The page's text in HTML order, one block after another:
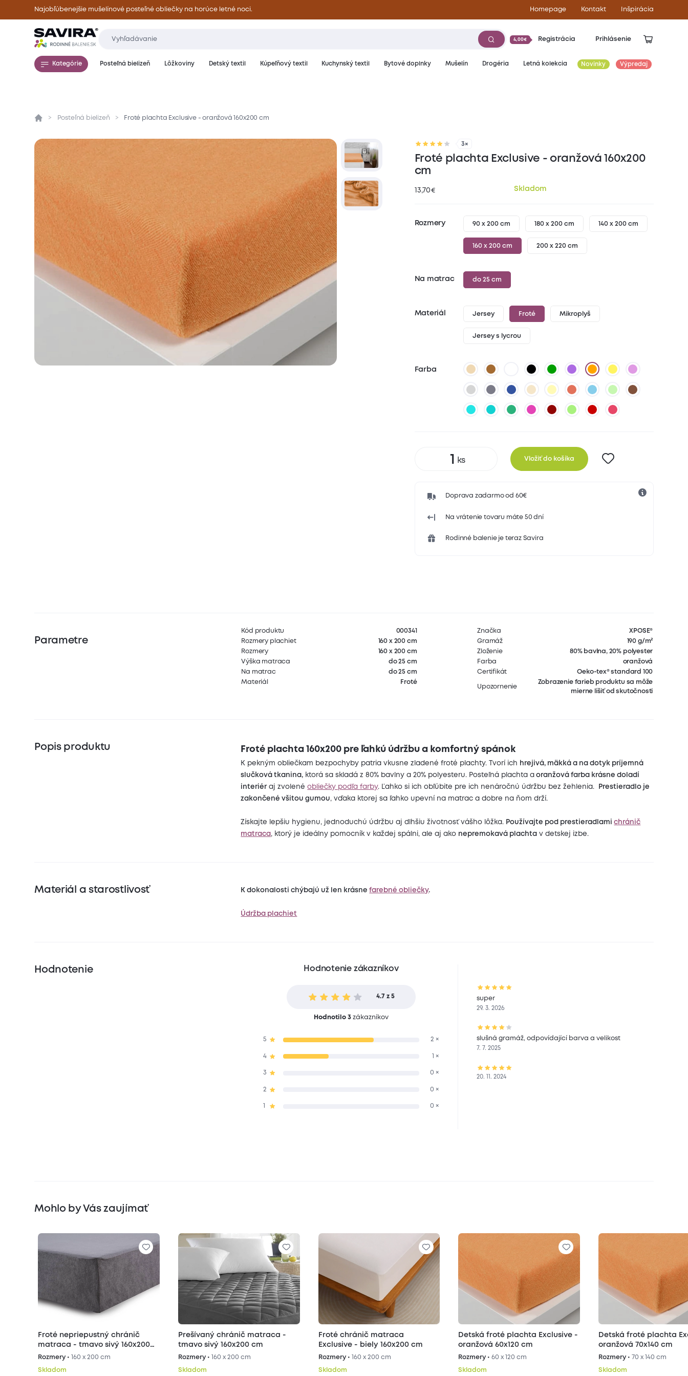
Najobľúbenejšie mušelínové posteľné obliečky na horúce letné noci. Homepage Kontakt Inšpirácia
4,00€ Registrácia Prihlásenie
Kategórie Posteľná bielizeň Lôžkoviny Detský textil Kúpeľňový textil Kuchynský textil Bytové doplnky Mušelín Drogéria Letná kolekcia Novinky Výpredaj
Prehľad Parametre Popis produktu Materiál a starostlivosť
Posteľná bielizeň Froté plachta Exclusive - oranžová 160x200 cm
3×
Froté plachta Exclusive - oranžová 160x200
cm
13,70 € Skladom
Rozmery 90 x 200 cm 180 x 200 cm 140 x 200 cm
160 x 200 cm 200 x 220 cm
Na matrac do 25 cm
Materiál Jersey Froté Mikroplyš
Jersey s lycrou
Farba
Vložiť do košíka
Doprava zadarmo od 60€
Na vrátenie tovaru máte 50 dní
Rodinné balenie je teraz Savira
Parametre
Kód produktu
000341
Rozmery plachiet
160 x 200 cm
Rozmery
160 x 200 cm
Výška matraca
do 25 cm
Na matrac
do 25 cm
Materiál
Froté
Značka
XPOSE®
Gramáž
190 g/m²
Zloženie
80% bavlna, 20% polyester
Farba
oranžová
Certifikát
Oeko-tex® standard 100
Upozornenie
Zobrazenie farieb produktu sa môže
mierne líšiť od skutočnosti
Popis produktu Froté plachta 160x200 pre ľahkú údržbu a komfortný spánok
K pekným obliečkam bezpochyby patria vkusne zladené froté plachty. Tvorí ich hrejivá, mäkká a na dotyk príjemná
slučková tkanina, ktorá sa skladá z 80% bavlny a 20% polyesteru. Posteľná plachta a oranžová farba krásne doladí
interiéraj zvolenéobliečky podľa farby. Ľahko si ich obľúbite pre ich nenáročnú údržbu bez žehlenia.
Prestieradlo je
zakončené všitou gumou, vďaka ktorej sa ľahko upevní na matrac a dobre na ňom drží.
Získajte lepšiu hygienu, jednoduchú údržbu aj dlhšiu životnosť vášho lôžka. Používajte pod prestieradlamichránič
matraca, ktorý je ideálny pomocník v každej spálni, ale aj ako nepremokavá plachta v detskej izbe.
Materiál a starostlivosť K dokonalosti chýbajú už len krásnefarebné obliečky.
Údržba plachiet
Hodnotenie Hodnotenie zákazníkov
4.7 z 5
Hodnotilo 3zákazníkov
5 2 ×
4 1 ×
3 0 ×
2 0 ×
0 ×
super
29. 3. 2026
slušná gramáž, odpovídající barva a velikost
7. 7. 2025
20. 11. 2024
Mohlo by Vás zaujímať
Froté nepriepustný chránič
matraca - tmavo sivý 160x200
cm
Rozmery • 160 x 200 cm
Skladom
Prešívaný chránič matraca -
tmavo sivý 160x200 cm
Rozmery • 160 x 200 cm
Skladom
Froté chránič matraca
Exclusive - biely 160x200 cm
Rozmery • 160 x 200 cm
Skladom
Detská froté plachta Exclusive -
oranžová 60x120 cm
Rozmery •60 x 120 cm
Skladom
Detská froté plachta
oranžová 70x140 cm
Rozmery • 70 x 140 cm
Skladom